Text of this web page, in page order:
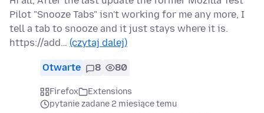
Pilot "Snooze Tabs" isn't working for me any more, I
tell a tab to snooze and it just stays where it is.
https://add… (czytaj dalej)
Otwarte 8 80
Firefox
Extensions
pytanie zadane 2 miesiące temu